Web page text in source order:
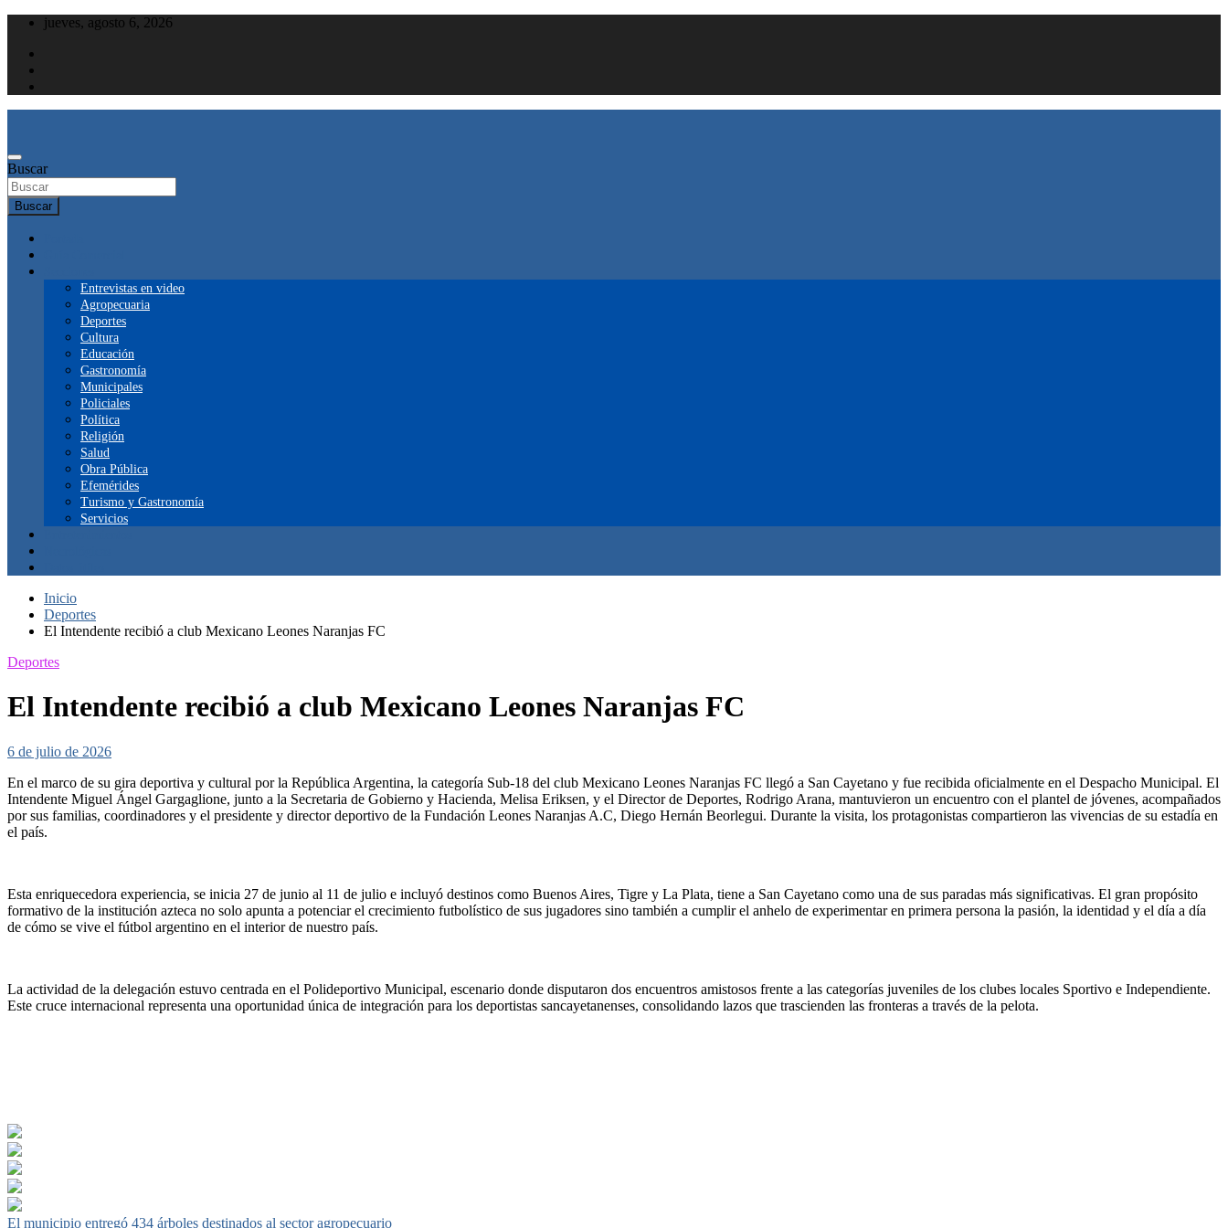
Saltar
contenido
jueves, agosto 6, 2026
Buscar
Buscar
Entrevistas en video
Agropecuaria
Deportes
Cultura
Educación
Gastronomía
Municipales
Policiales
Política
Religión
Salud
Obra Pública
Efemérides
Turismo y Gastronomía
Servicios
Inicio
Deportes
El Intendente recibió a club Mexicano Leones Naranjas FC
Deportes
El Intendente recibió a club Mexicano Leones Naranjas FC
6 de julio de 2026
En el marco de su gira deportiva y cultural por la República Argentina, la categoría Sub-18 del club Mexicano Leones Naranjas FC llegó a San Cayetano y fue recibida oficialmente en el Despacho Municipal. El
Intendente Miguel Ángel Gargaglione, junto a la Secretaria de Gobierno y Hacienda, Melisa Eriksen, y el Director de Deportes, Rodrigo Arana, mantuvieron un encuentro con el plantel de jóvenes, acompañados
por sus familias, coordinadores y el presidente y director deportivo de la Fundación Leones Naranjas A.C, Diego Hernán Beorlegui. Durante la visita, los protagonistas compartieron las vivencias de su estadía en
el país.
Esta enriquecedora experiencia, se inicia 27 de junio al 11 de julio e incluyó destinos como Buenos Aires, Tigre y La Plata, tiene a San Cayetano como una de sus paradas más significativas. El gran propósito
formativo de la institución azteca no solo apunta a potenciar el crecimiento futbolístico de sus jugadores sino también a cumplir el anhelo de experimentar en primera persona la pasión, la identidad y el día a día
de cómo se vive el fútbol argentino en el interior de nuestro país.
La actividad de la delegación estuvo centrada en el Polideportivo Municipal, escenario donde disputaron dos encuentros amistosos frente a las categorías juveniles de los clubes locales Sportivo e Independiente.
Este cruce internacional representa una oportunidad única de integración para los deportistas sancayetanenses, consolidando lazos que trascienden las fronteras a través de la pelota.
El municipio entregó 434 árboles destinados al sector agropecuario